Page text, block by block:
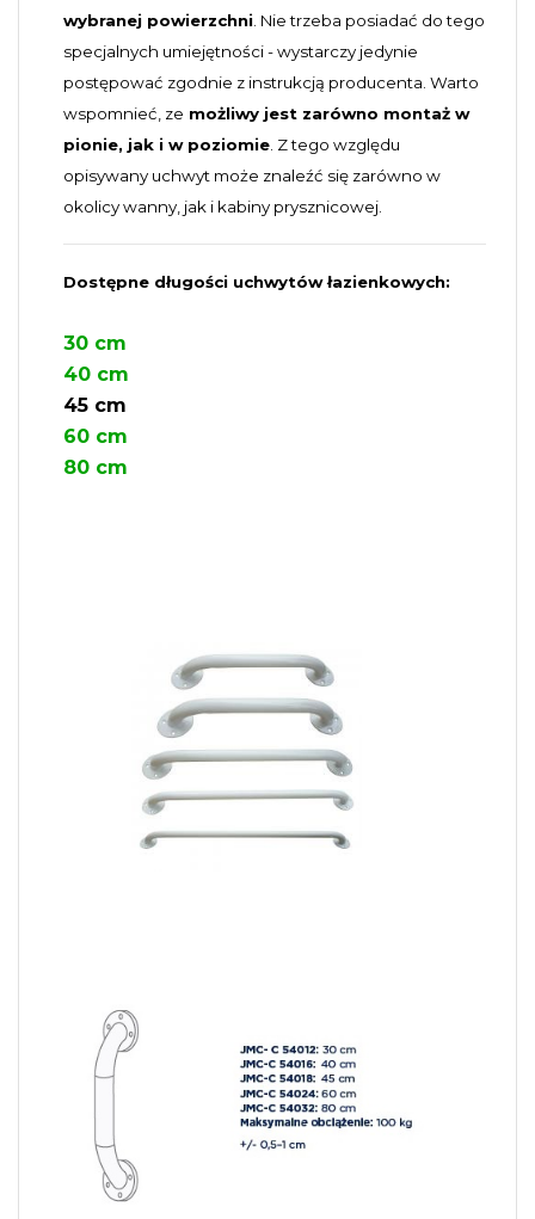
wybranej powierzchni . Nie trzeba posiadać do tego
specjalnych umiejętności - wystarczy jedynie
postępować zgodnie z instrukcją producenta. Warto
wspomnieć, ze możliwy jest zarówno montaż w
pionie, jak i w poziomie . Z tego względu
opisywany uchwyt może znaleźć się zarówno w
okolicy wanny, jak i kabiny prysznicowej.
Dostępne długości uchwytów łazienkowych:
30 cm
40 cm
45 cm
60 cm
80 cm